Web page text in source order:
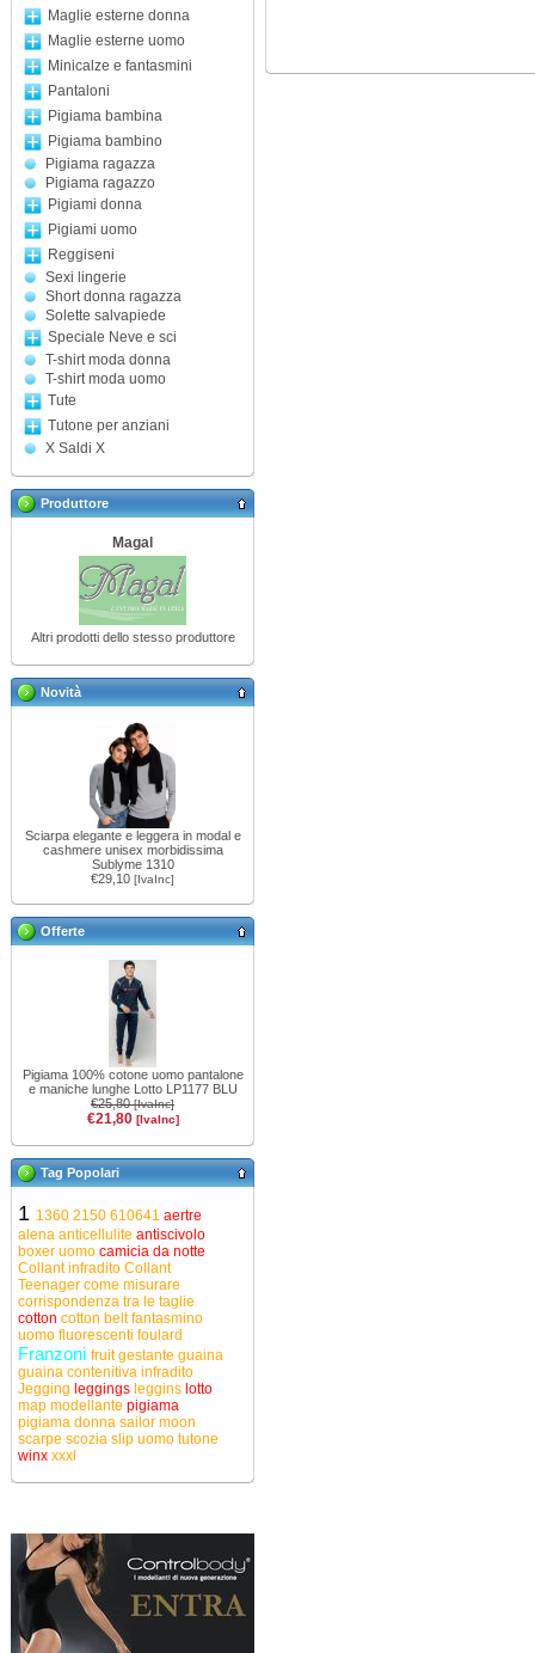
Maglie esterne donna
Maglie esterne uomo
Minicalze e fantasmini
Pantaloni
Pigiama bambina
Pigiama bambino
Pigiama ragazza
Pigiama ragazzo
Pigiami donna
Pigiami uomo
Reggiseni
Sexi lingerie
Short donna ragazza
Solette salvapiede
Speciale Neve e sci
T-shirt moda donna
T-shirt moda uomo
Tute
Tutone per anziani
X Saldi X
Produttore
Magal
Altri prodotti dello stesso produttore
Novità
Sciarpa elegante e leggera in modal e
cashmere unisex morbidissima
Sublyme 1310
€29,10 [IvaInc]
Offerte
Pigiama 100% cotone uomo pantalone
e maniche lunghe Lotto LP1177 BLU
€25,80[IvaInc]
€21,80 [IvaInc]
Tag Popolari
1 1360 2150 610641 aertre
alena anticellulite antiscivolo
boxer uomo camicia da notte
Collant infradito Collant
Teenager come misurare
corrispondenza tra le taglie
cotton cotton beltfantasmino
uomo fluorescenti foulard
Franzoni fruitgestante guaina
guaina contenitiva infradito
Jegging leggings leggins lotto
map modellante pigiama
pigiama donna sailor moon
scarpe scozia slip uomo tutone
winx xxxl